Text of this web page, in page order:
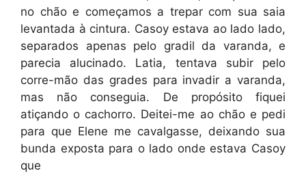
no chão e começamos a trepar com sua saia
levantada à cintura. Casoy estava ao lado lado,
separados apenas pelo gradil da varanda, e
parecia alucinado. Latia, tentava subir pelo
corre-mão das grades para invadir a varanda,
mas não conseguia. De propósito fiquei
atiçando o cachorro. Deitei-me ao chão e pedi
para que Elene me cavalgasse, deixando sua
bunda exposta para o lado onde estava Casoy
que